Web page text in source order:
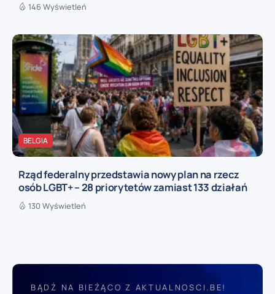
146 Wyświetleń
BELGIA
Rząd federalny przedstawia nowy plan na rzecz
osób LGBT+ – 28 priorytetów zamiast 133 działań
130 Wyświetleń
BĄDŹ NA BIEŻĄCO Z AKTUALNOSCI.BE!